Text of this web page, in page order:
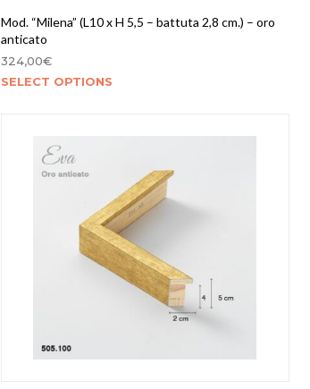
Mod. “Milena” (L10 x H 5,5 – battuta 2,8 cm.) – oro
anticato
324,00€
SELECT OPTIONS